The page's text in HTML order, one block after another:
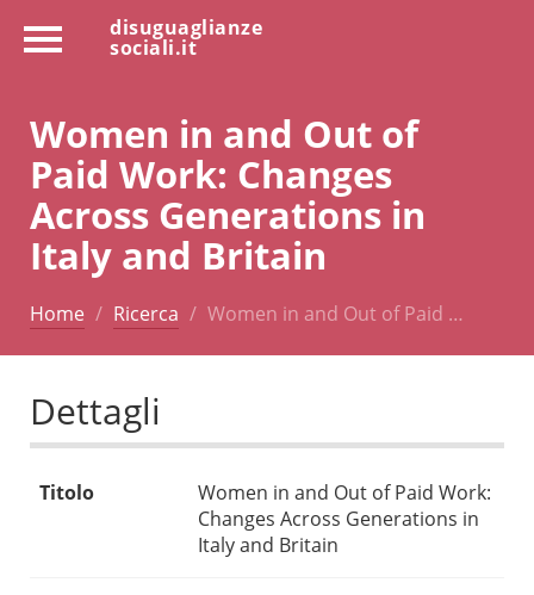
disuguaglianze
sociali.it
Women in and Out of
Paid Work: Changes
Across Generations in
Italy and Britain
Home Ricerca Women in and Out of Paid …
Dettagli
Titolo
Women in and Out of Paid Work:
Changes Across Generations in
Italy and Britain